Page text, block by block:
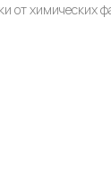
от химических